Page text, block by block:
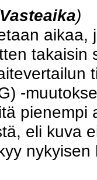
Vasteaika)
aikaa,
takaisin
-
eli kuva